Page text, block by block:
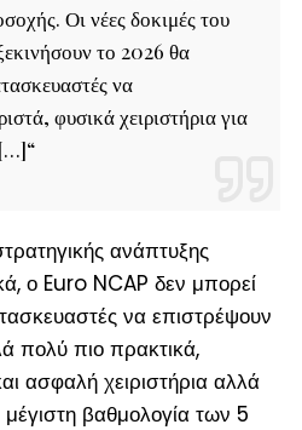
Οι νέες δοκιμές του
το 2026 θα
να
φυσικά χειριστήρια για
[…]“
ανάπτυξης
ο Euro NCAP δεν μπορεί
να επιστρέψουν
πολύ πιο πρακτικά,
ασφαλή χειριστήρια αλλά
βαθμολογία των 5